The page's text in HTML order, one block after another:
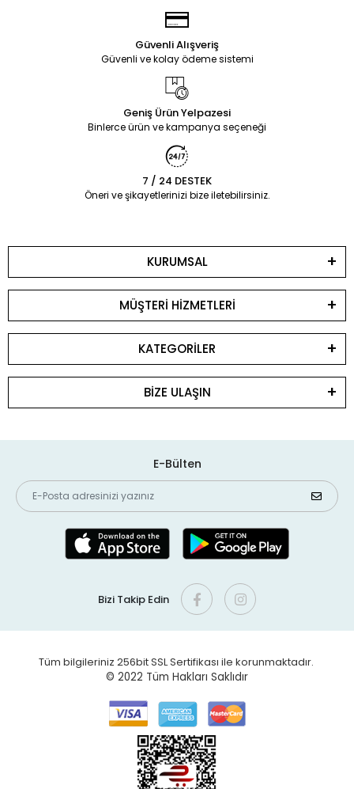
Güvenli Alışveriş
Güvenli ve kolay ödeme sistemi
Geniş Ürün Yelpazesi
Binlerce ürün ve kampanya seçeneği
7 / 24 DESTEK
Öneri ve şikayetlerinizi bize iletebilirsiniz.
KURUMSAL
MÜŞTERİ HİZMETLERİ
KATEGORİLER
BİZE ULAŞIN
E-Bülten
Bizi Takip Edin
Tüm bilgileriniz 256bit SSL Sertifikası ile korunmaktadır.
© 2022 Tüm Hakları Saklıdır